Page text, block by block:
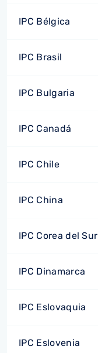
IPC Bélgica
IPC Brasil
IPC Bulgaria
IPC Canadá
IPC Chile
IPC China
IPC Corea del Sur
IPC Dinamarca
IPC Eslovaquia
IPC Eslovenia